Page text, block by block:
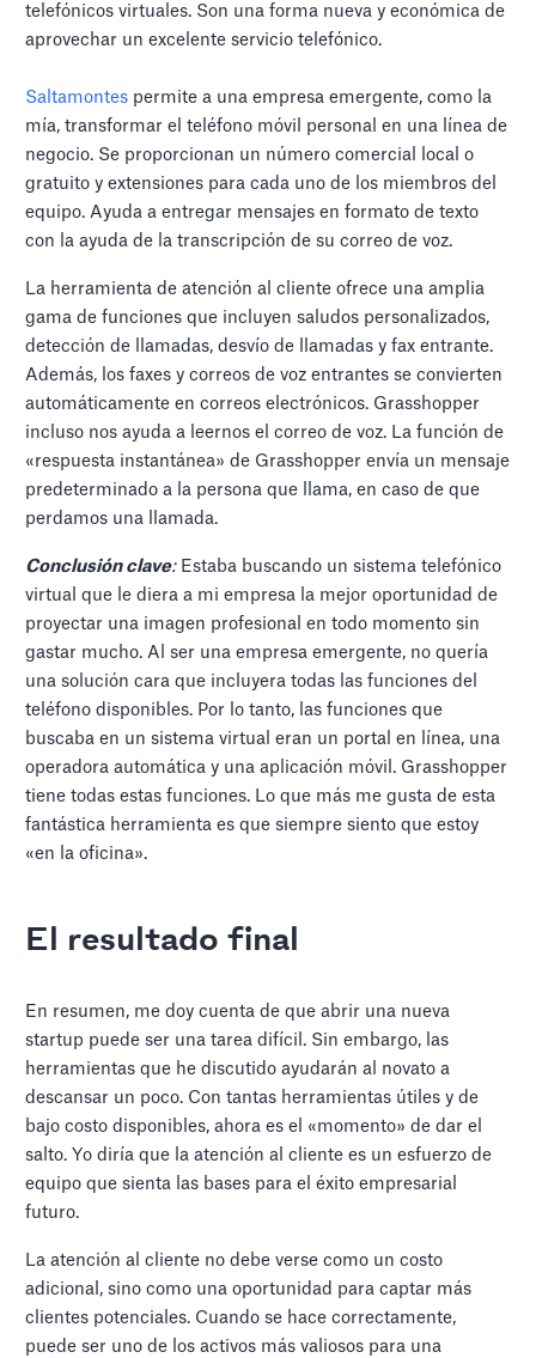
telefónicos virtuales. Son una forma nueva y económica de
aprovechar un excelente servicio telefónico.
Saltamontes permite a una empresa emergente, como la
mía, transformar el teléfono móvil personal en una línea de
negocio. Se proporcionan un número comercial local o
gratuito y extensiones para cada uno de los miembros del
equipo. Ayuda a entregar mensajes en formato de texto
con la ayuda de la transcripción de su correo de voz.
La herramienta de atención al cliente ofrece una amplia
gama de funciones que incluyen saludos personalizados,
detección de llamadas, desvío de llamadas y fax entrante.
Además, los faxes y correos de voz entrantes se convierten
automáticamente en correos electrónicos. Grasshopper
incluso nos ayuda a leernos el correo de voz. La función de
«respuesta instantánea» de Grasshopper envía un mensaje
predeterminado a la persona que llama, en caso de que
perdamos una llamada.
Conclusión clave: Estaba buscando un sistema telefónico
virtual que le diera a mi empresa la mejor oportunidad de
proyectar una imagen profesional en todo momento sin
gastar mucho. Al ser una empresa emergente, no quería
una solución cara que incluyera todas las funciones del
teléfono disponibles. Por lo tanto, las funciones que
buscaba en un sistema virtual eran un portal en línea, una
operadora automática y una aplicación móvil. Grasshopper
tiene todas estas funciones. Lo que más me gusta de esta
fantástica herramienta es que siempre siento que estoy
«en la oficina».
El resultado final
En resumen, me doy cuenta de que abrir una nueva
startup puede ser una tarea difícil. Sin embargo, las
herramientas que he discutido ayudarán al novato a
descansar un poco. Con tantas herramientas útiles y de
bajo costo disponibles, ahora es el «momento» de dar el
salto. Yo diría que la atención al cliente es un esfuerzo de
equipo que sienta las bases para el éxito empresarial
futuro.
La atención al cliente no debe verse como un costo
adicional, sino como una oportunidad para captar más
clientes potenciales. Cuando se hace correctamente,
puede ser uno de los activos más valiosos para una